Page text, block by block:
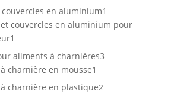
produit
en aluminium1
produit
couvercles en aluminium pour
1
produit
aliments à charnières33
charnière en mousse1
produit
charnière en plastique22